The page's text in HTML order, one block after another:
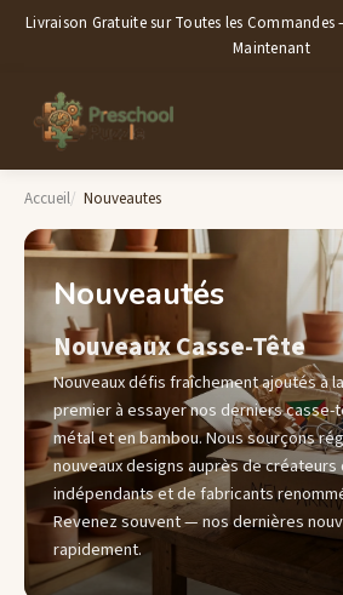
Livraison Gratuite sur Toutes les Commandes
Maintenant
Accueil Nouveautes
Nouveautés
Nouveaux Casse-Tête
Nouveaux défis fraîchement ajoutés à
premier à essayer nos derniers
métal et en bambou. Nous sourçons
nouveaux designs auprès de
indépendants et de fabricants
Revenez souvent — nos dernières
rapidement.